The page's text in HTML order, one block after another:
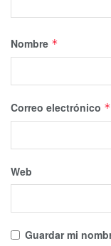
Nombre *
Correo electrónico *
Web
Guardar mi